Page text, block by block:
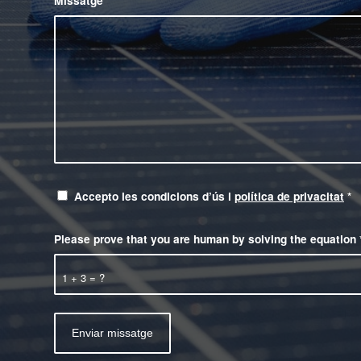
Accepto les condicions d’ús i política de privacitat *
1 + 3 = ?
Please prove that you are human by solving the equation